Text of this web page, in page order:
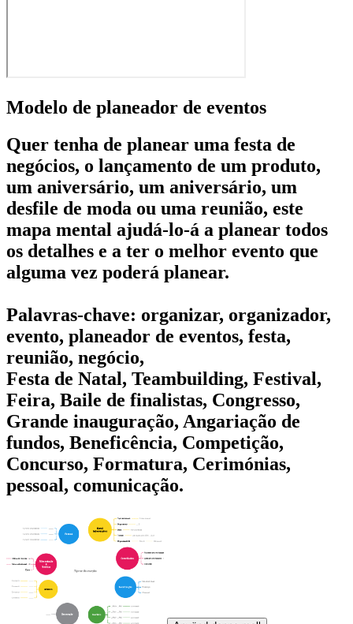
Modelo de planeador de eventos
Quer tenha de planear uma festa de
negócios, o lançamento de um produto,
um aniversário, um aniversário, um
desfile de moda ou uma reunião, este
mapa mental ajudá-lo-á a planear todos
os detalhes e a ter o melhor evento que
alguma vez poderá planear.
Palavras-chave: organizar, organizador,
evento, planeador de eventos, festa,
reunião, negócio,
Festa de Natal, Teambuilding, Festival,
Feira, Baile de finalistas, Congresso,
Grande inauguração, Angariação de
fundos, Beneficência, Competição,
Concurso, Formatura, Cerimónias,
pessoal, comunicação.